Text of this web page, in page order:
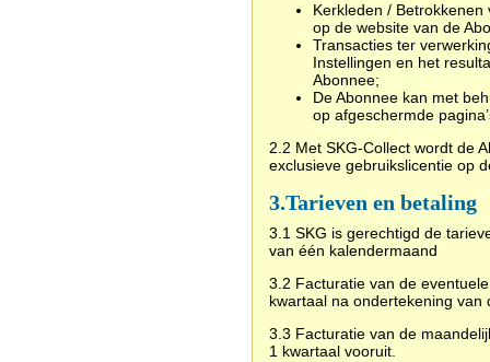
Kerkleden /
op de website van de
Transacties ter
Instellingen en het
Abonnee;
De Abonnee kan met
op afgeschermde
2.2 Met SKG-Collect wordt de
exclusieve gebruikslicentie op
3.Tarieven en betaling
3.1 SKG is gerechtigd de
van één kalendermaand
3.2 Facturatie van de
kwartaal na ondertekening van
3.3 Facturatie van de
1 kwartaal vooruit.